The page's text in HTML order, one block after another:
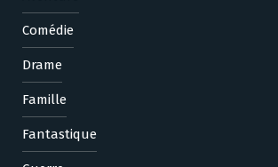
Comédie
Drame
Famille
Fantastique